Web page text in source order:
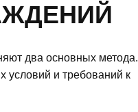
два основных метода.
условий и требований к